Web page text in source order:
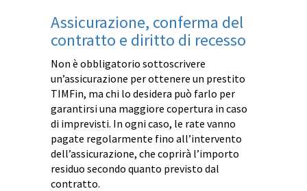
Assicurazione, conferma del
contratto e diritto di recesso
Non è obbligatorio sottoscrivere
un’assicurazione per ottenere un prestito
TIMFin, ma chi lo desidera può farlo per
garantirsi una maggiore copertura in caso
di imprevisti. In ogni caso, le rate vanno
pagate regolarmente fino all’intervento
dell’assicurazione, che coprirà l’importo
residuo secondo quanto previsto dal
contratto.